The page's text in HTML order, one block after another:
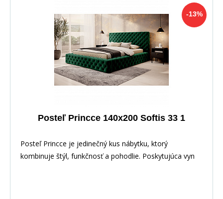
-13%
Posteľ Princce 140x200 Softis 33 1
Posteľ Princce je jedinečný kus nábytku, ktorý
kombinuje štýl, funkčnosť a pohodlie. Poskytujúca vyn